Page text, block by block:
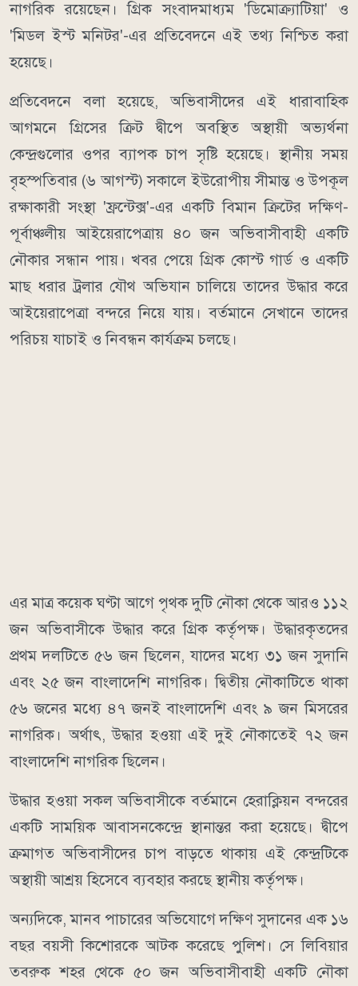
নাগরিক রয়েছেন। গ্রিক সংবাদমাধ্যম 'ডিমোক্র্যাটিয়া' ও
'মিডল ইস্ট মনিটর'-এর প্রতিবেদনে এই তথ্য নিশ্চিত করা
হয়েছে।
প্রতিবেদনে বলা হয়েছে, অভিবাসীদের এই ধারাবাহিক
আগমনে গ্রিসের ক্রিট দ্বীপে অবস্থিত অস্থায়ী অভ্যর্থনা
কেন্দ্রগুলোর ওপর ব্যাপক চাপ সৃষ্টি হয়েছে। স্থানীয় সময়
বৃহস্পতিবার (৬ আগস্ট) সকালে ইউরোপীয় সীমান্ত ও উপকূল
রক্ষাকারী সংস্থা 'ফ্রন্টেক্স'-এর একটি বিমান ক্রিটের দক্ষিণ-
পূর্বাঞ্চলীয় আইয়েরাপেত্রায় ৪০ জন অভিবাসীবাহী একটি
নৌকার সন্ধান পায়। খবর পেয়ে গ্রিক কোস্ট গার্ড ও একটি
মাছ ধরার ট্রলার যৌথ অভিযান চালিয়ে তাদের উদ্ধার করে
আইয়েরাপেত্রা বন্দরে নিয়ে যায়। বর্তমানে সেখানে তাদের
পরিচয় যাচাই ও নিবন্ধন কার্যক্রম চলছে।
এর মাত্র কয়েক ঘণ্টা আগে পৃথক দুটি নৌকা থেকে আরও ১১২
জন অভিবাসীকে উদ্ধার করে গ্রিক কর্তৃপক্ষ। উদ্ধারকৃতদের
প্রথম দলটিতে ৫৬ জন ছিলেন, যাদের মধ্যে ৩১ জন সুদানি
এবং ২৫ জন বাংলাদেশি নাগরিক। দ্বিতীয় নৌকাটিতে থাকা
৫৬ জনের মধ্যে ৪৭ জনই বাংলাদেশি এবং ৯ জন মিসরের
নাগরিক। অর্থাৎ, উদ্ধার হওয়া এই দুই নৌকাতেই ৭২ জন
বাংলাদেশি নাগরিক ছিলেন।
উদ্ধার হওয়া সকল অভিবাসীকে বর্তমানে হেরাক্লিয়ন বন্দরের
একটি সাময়িক আবাসনকেন্দ্রে স্থানান্তর করা হয়েছে। দ্বীপে
ক্রমাগত অভিবাসীদের চাপ বাড়তে থাকায় এই কেন্দ্রটিকে
অস্থায়ী আশ্রয় হিসেবে ব্যবহার করছে স্থানীয় কর্তৃপক্ষ।
অন্যদিকে, মানব পাচারের অভিযোগে দক্ষিণ সুদানের এক ১৬
বছর বয়সী কিশোরকে আটক করেছে পুলিশ। সে লিবিয়ার
তবরুক শহর থেকে ৫০ জন অভিবাসীবাহী একটি নৌকা